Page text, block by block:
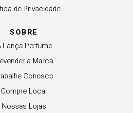
de Privacidade
SOBRE
Lança Perfume
a Marca
Conosco
Compre Local
Nossas Lojas